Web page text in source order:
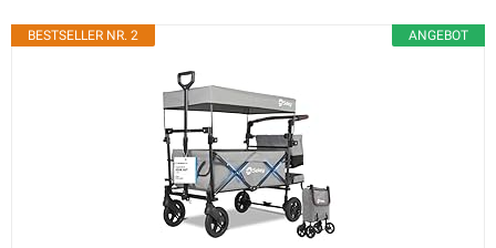
ANGEBOT
BESTSELLER NR. 2